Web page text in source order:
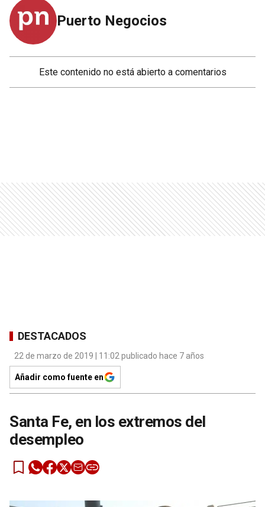
Puerto Negocios
Este contenido no está abierto a comentarios
DESTACADOS
22 de marzo de 2019 | 11:02 publicado hace 7 años
Añadir como fuente en
Santa Fe, en los extremos del
desempleo